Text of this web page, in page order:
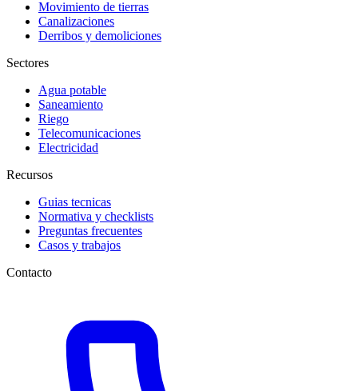
Movimiento de tierras
Canalizaciones
Derribos y demoliciones
Sectores
Agua potable
Saneamiento
Riego
Telecomunicaciones
Electricidad
Recursos
Guias tecnicas
Normativa y checklists
Preguntas frecuentes
Casos y trabajos
Contacto